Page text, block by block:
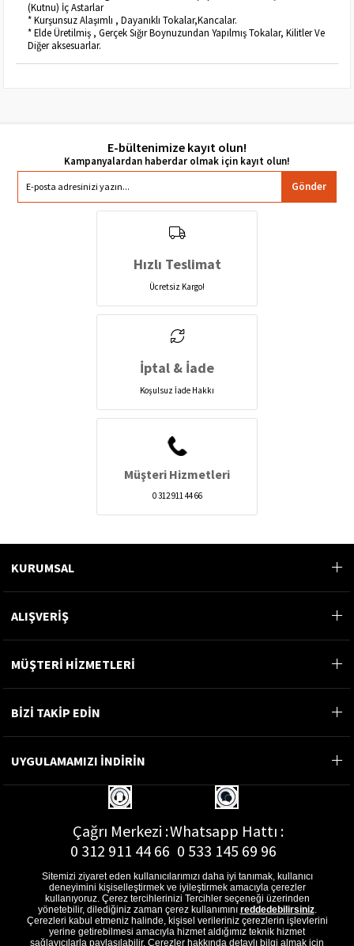
(Kutnu) İç Astarlar
* Kurşunsuz Alaşımlı , Dayanıklı Tokalar,Kancalar.
* Elde Üretilmiş , Gerçek Sığır Boynuzundan Yapılmış Tokalar, Kilitler Ve
Diğer aksesuarlar.
E-bültenimize kayıt olun!
Gönder
Hızlı Teslimat
Ücretsiz Kargo!
İptal & İade
Koşulsuz İade Hakkı
Müşteri Hizmetleri
0 312 911 44 66
KURUMSAL
ALIŞVERİŞ
MÜŞTERİ HİZMETLERİ
BİZİ TAKİP EDİN
UYGULAMAMIZI İNDİRİN
Çağrı Merkezi :
0 312 911 44 66
Whatsapp Hattı :
0 533 145 69 96
E-Posta Adresi :
musterihizmetleri@gon.com.tr
Sitemizi ziyaret eden kullanıcılarımızı daha iyi tanımak, kullanıcı
deneyimini kişiselleştirmek ve iyileştirmek amacıyla çerezler
kullanıyoruz. Çerez tercihlerinizi Tercihler seçeneği üzerinden
yönetebilir, dilediğiniz zaman çerez kullanımını reddedebilirsiniz.
Çerezleri kabul etmeniz halinde, kişisel verileriniz çerezlerin işlevlerini
yerine getirebilmesi amacıyla hizmet aldığımız teknik hizmet
sağlayıcılarla paylaşılabilir. Çerezler hakkında detaylı bilgi almak için